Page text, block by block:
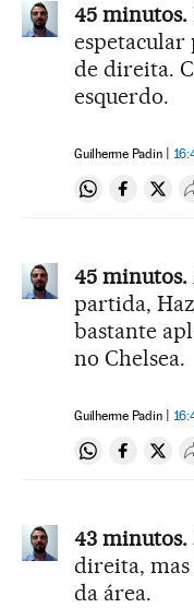
45 minutos.
espetacular
de direita.
esquerdo.
Guilherme Padin
Compartir
45 minutos.
partida,
bastante
no Chelsea.
Guilherme Padin
Compartir
43 minutos.
direita, mas
da área.